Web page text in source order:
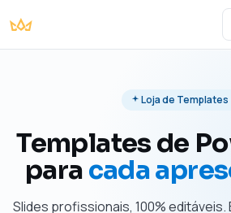
Loja de Templates
Templates de
para cada
Slides profissionais, 100%